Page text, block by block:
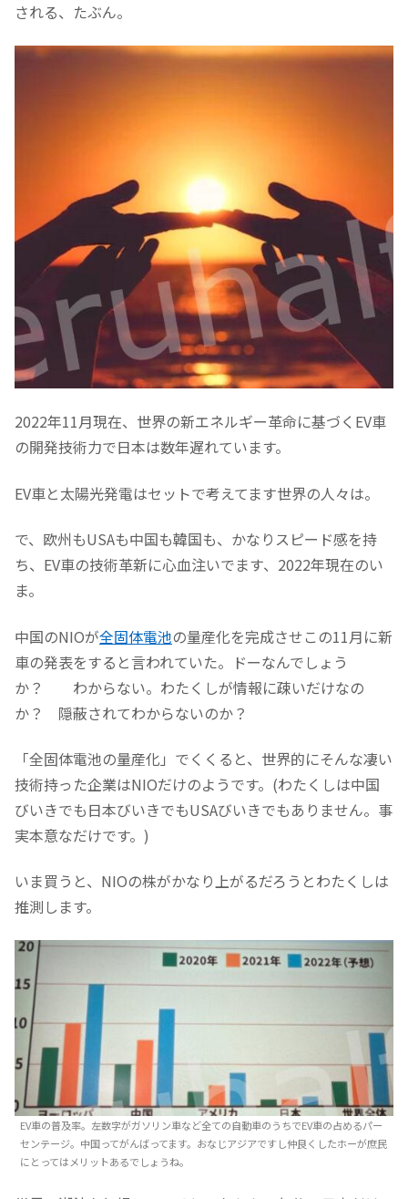
される、たぶん。
2022年11月現在、世界の新エネルギー革命に基づくEV車
の開発技術力で日本は数年遅れています。
EV車と太陽光発電はセットで考えてます世界の人々は。
で、欧州もUSAも中国も韓国も、かなりスピード感を持
ち、EV車の技術革新に心血注いでます、2022年現在のい
ま。
中国のNIOが全固体電池の量産化を完成させこの11月に新
車の発表をすると言われていた。ドーなんでしょう
か？ わからない。わたくしが情報に疎いだけなの
か？ 隠蔽されてわからないのか？
「全固体電池の量産化」でくくると、世界的にそんな凄い
技術持った企業はNIOだけのようです。(わたくしは中国
びいきでも日本びいきでもUSAびいきでもありません。事
実本意なだけです。)
いま買うと、NIOの株がかなり上がるだろうとわたくしは
推測します。
EV車の普及率。左数字がガソリン車など全ての自動車のうちでEV車の占めるパー
センテージ。中国ってがんばってます。おなじアジアですし仲良くしたホーが庶民
にとってはメリットあるでしょうね。